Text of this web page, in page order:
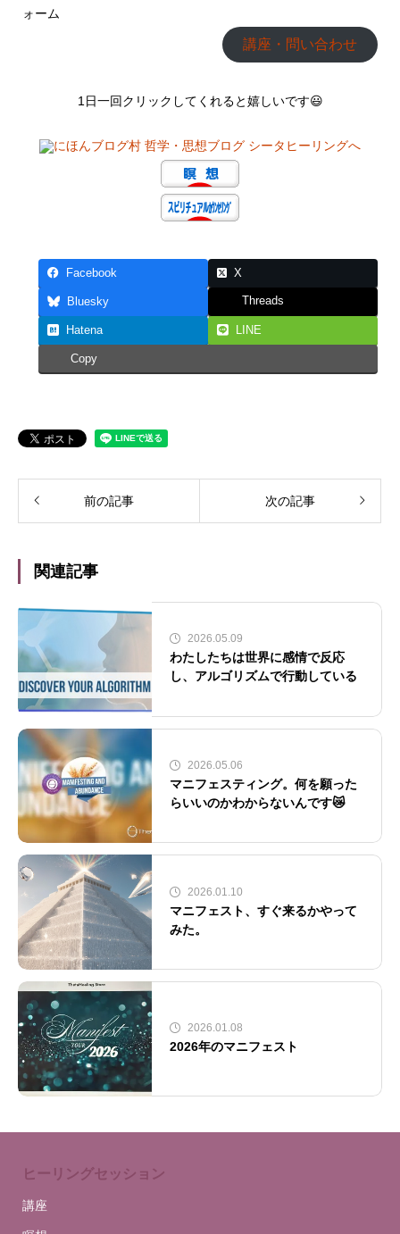
ォーム
講座・問い合わせ
1日一回クリックしてくれると嬉しいです😃
Facebook X
Bluesky Threads
Hatena LINE
Copy
前の記事 次の記事
関連記事
2026.05.09
わたしたちは世界に感情で反応
し、アルゴリズムで行動している
2026.05.06
マニフェスティング。何を願った
らいいのかわからないんです😿
2026.01.10
マニフェスト、すぐ来るかやって
みた。
2026.01.08
2026年のマニフェスト
ヒーリングセッション
講座